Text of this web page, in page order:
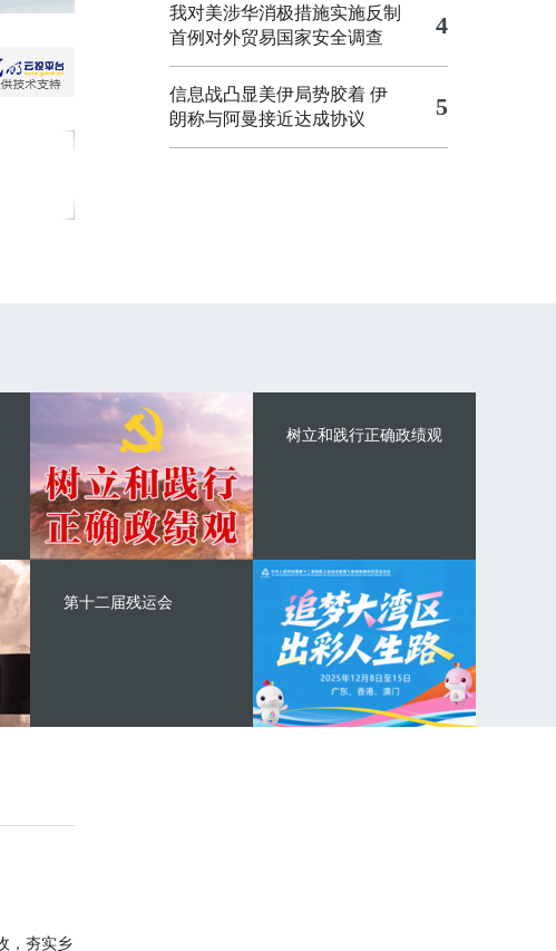
我对美涉华消极措施实施反制
首例对外贸易国家安全调查
4
信息战凸显美伊局势胶着 伊
朗称与阿曼接近达成协议
5
树立和践行正确政绩观
第十二届残运会
，夯实乡